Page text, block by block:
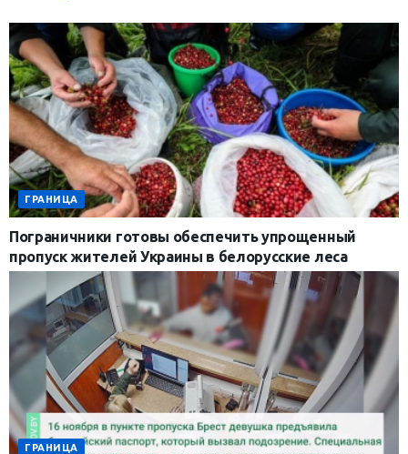
ГРАНИЦА
Пограничники готовы обеспечить упрощенный
пропуск жителей Украины в белорусские леса
ГРАНИЦА